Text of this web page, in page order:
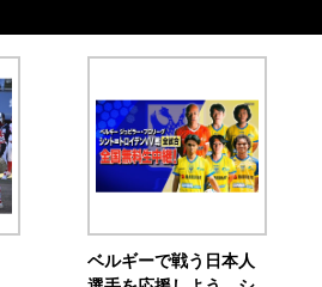
ベルギーで戦う日本人